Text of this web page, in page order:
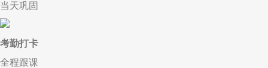
当天巩固
考勤打卡
全程跟课